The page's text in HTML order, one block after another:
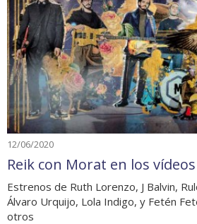
12/06/2020
Reik con Morat en los
Estrenos de Ruth Lorenzo, J Balvin,
Álvaro Urquijo, Lola Indigo, y Fetén
otros